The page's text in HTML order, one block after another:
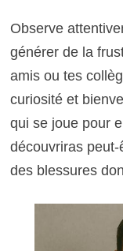
Observe
générer de la
amis ou tes
curiosité et
qui se joue pour
découvriras
des blessures